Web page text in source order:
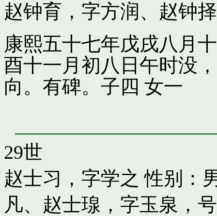
赵钟育，字方润 、 赵钟
康熙五十七年戊戌八月
酉十一月初八日午时没
向。有碑。子四 女一
29世
赵士习，字学之 性别：
凡、 赵士瑔，字玉泉，